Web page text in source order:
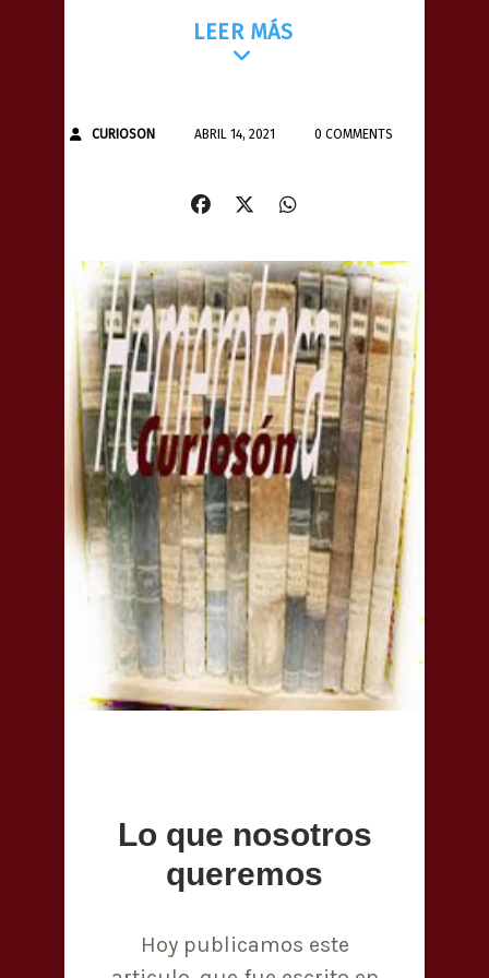
LEER MÁS
CURIOSON ABRIL 14, 2021 0 COMMENTS
Lo que nosotros
queremos
Hoy publicamos este